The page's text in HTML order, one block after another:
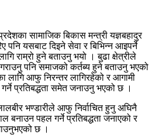
सामाजिक बिकास मन्त्री यज्ञबहादुर
पनि यसबाट दिइने सेवा र बिभिन्न आइपर्ने
राम्रो हुने बताउनु भयो । बुढा क्षेत्रीले
गराउनु पनि समाजको कर्तब्य हुने बताउनु भएको
लागि आफु निरन्तर लागिरहेको र आगामी
प्रतिबद्धता समेत जनाउनु भएको छ ।
भण्डारीले आफु निर्वाचित हुनु अघिनै
बनाउन पहल गर्ने प्रतिबद्धता जनाएको र
छ ।